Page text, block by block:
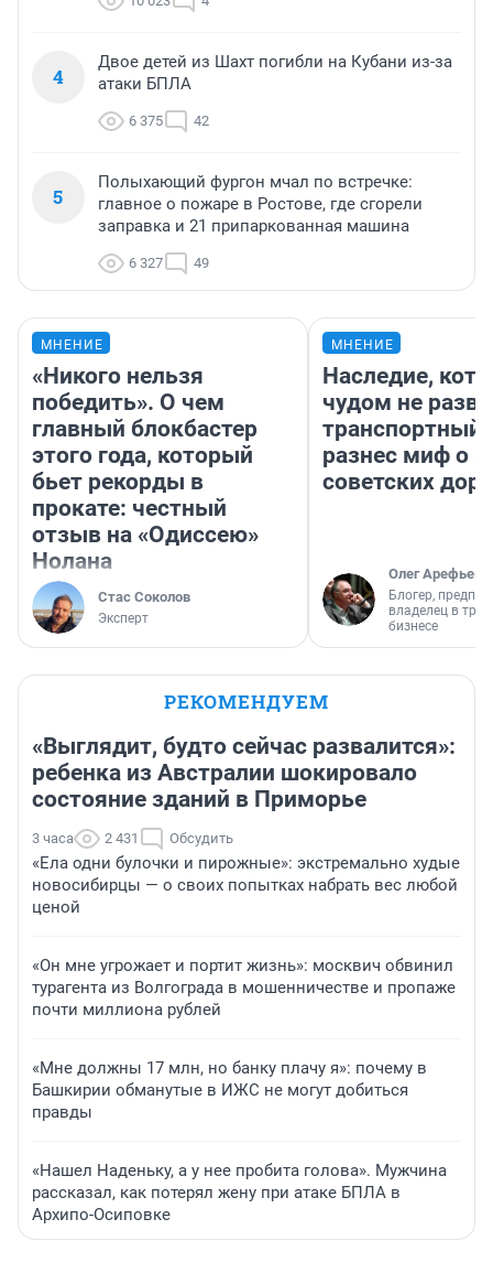
4
Двое детей из Шахт погибли на Кубани из-за
атаки БПЛА
6 375 42
5
Полыхающий фургон мчал по встречке:
главное о пожаре в Ростове, где сгорели
заправка и 21 припаркованная машина
6 327 49
МНЕНИЕ
«Никого нельзя
победить». О чем
главный блокбастер
этого года, который
бьет рекорды в
прокате: честный
отзыв на «Одиссею»
Нолана
Стас Соколов
Эксперт
МНЕНИЕ
Наследие,
чудом не
транспортный
разнес миф о
советских
Олег Арефьев
Блогер,
владелец в
бизнесе
РЕКОМЕНДУЕМ
«Выглядит, будто сейчас развалится»:
ребенка из Австралии шокировало
состояние зданий в Приморье
3 часа 2 431 Обсудить
«Ела одни булочки и пирожные»: экстремально худые
новосибирцы — о своих попытках набрать вес любой
ценой
«Он мне угрожает и портит жизнь»: москвич обвинил
турагента из Волгограда в мошенничестве и пропаже
почти миллиона рублей
«Мне должны 17 млн, но банку плачу я»: почему в
Башкирии обманутые в ИЖС не могут добиться
правды
«Нашел Наденьку, а у нее пробита голова». Мужчина
рассказал, как потерял жену при атаке БПЛА в
Архипо-Осиповке